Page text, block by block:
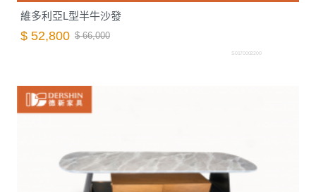
維多利亞L型半牛沙發
$ 52,800 $ 66,000
S0170002200